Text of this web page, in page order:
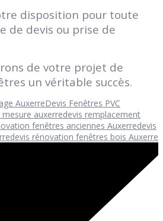
disposition pour toute
de devis ou prise de
de votre projet de
un véritable succès.
AuxerreDevis Fenêtres PVC
auxerredevis remplacement
fenêtres anciennes Auxerredevis
devis rénovation fenêtres bois Auxerre